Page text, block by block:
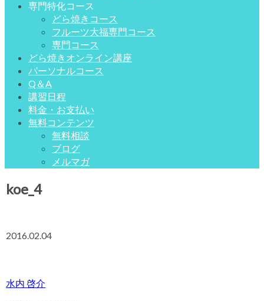
専門特化コース
どら焼きコース
フルーツ大福専門コース
専門コース
どら焼きオンライン講座
パーソナルコース
Q＆A
講習日程
料金・お支払い
無料コンテンツ
無料相談
ブログ
メルマガ
koe_4
2016.02.04
水内 啓介